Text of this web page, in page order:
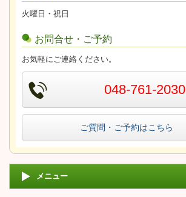
火曜日・祝日
お問合せ・ご予約
お気軽にご連絡ください。
048-761-2030
ご質問・ご予約はこちら
メニュー